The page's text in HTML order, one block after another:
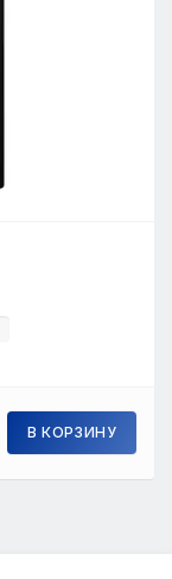
В КОРЗИНУ